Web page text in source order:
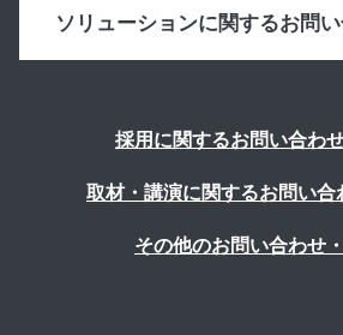
ソリューションに関するお問
採用に関するお問い合わ
取材・講演に関するお問い合
その他のお問い合わせ